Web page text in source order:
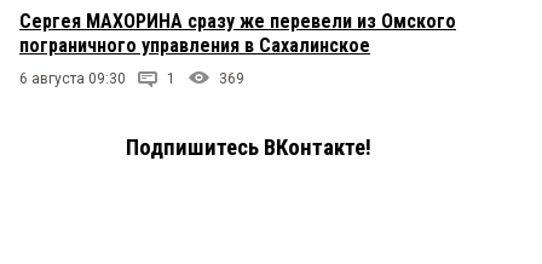
Сергея МАХОРИНА сразу же перевели из Омского
пограничного управления в Сахалинское
6 августа 09:30 1 369
Подпишитесь ВКонтакте!